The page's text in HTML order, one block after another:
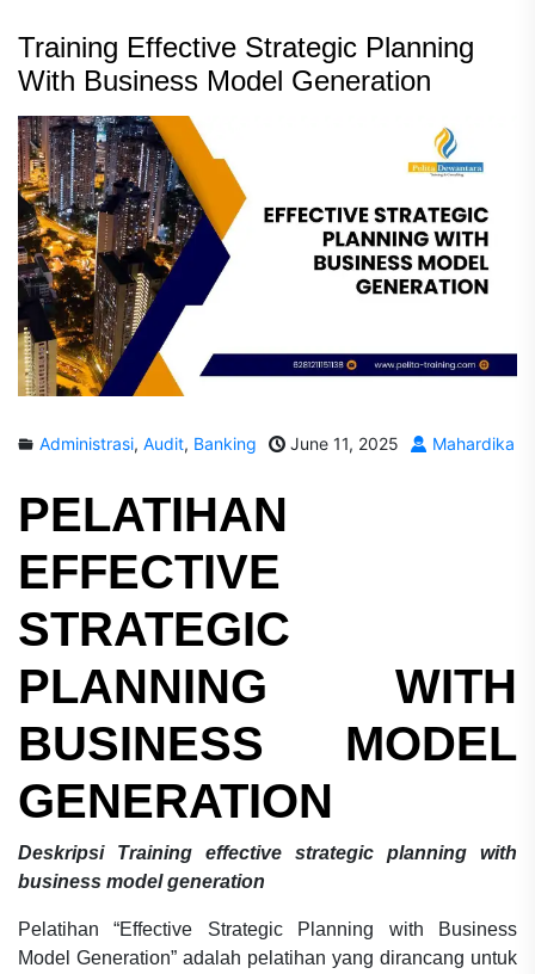
Training Effective Strategic Planning
With Business Model Generation
Administrasi, Audit, Banking June 11, 2025 Mahardika
PELATIHAN
EFFECTIVE
STRATEGIC
PLANNING WITH
BUSINESS MODEL
GENERATION
Deskripsi Training effective strategic planning with
business model generation
Pelatihan “Effective Strategic Planning with Business
Model Generation” adalah pelatihan yang dirancang untuk